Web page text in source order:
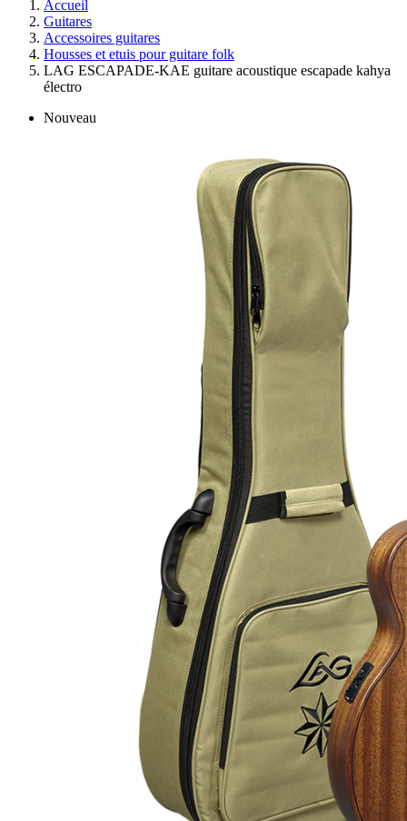
Accueil
Guitares
Accessoires guitares
Housses et etuis pour guitare folk
LAG ESCAPADE-KAE guitare acoustique escapade kahya
électro
Nouveau